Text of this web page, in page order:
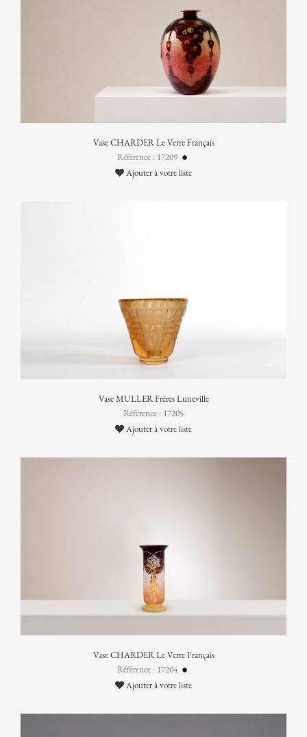
Vase CHARDER Le Verre Français
Référence : 17209
Ajouter à votre liste
Vase MULLER Frères Luneville
Référence : 17205
Ajouter à votre liste
Vase CHARDER Le Verre Français
Référence : 17204
Ajouter à votre liste